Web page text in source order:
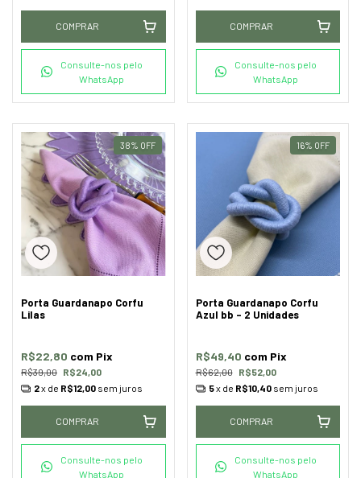
COMPRAR
Consulte-nos pelo
WhatsApp
COMPRAR
Consulte-nos pelo
WhatsApp
38% OFF
Porta Guardanapo Corfu
Lilas
R$39,00 R$24,00
R$22,80 com Pix
2x de R$12,00 sem juros
COMPRAR
Consulte-nos pelo
WhatsApp
16% OFF
Porta Guardanapo Corfu
Azul bb - 2 Unidades
R$62,00 R$52,00
R$49,40 com Pix
5x de R$10,40 sem juros
COMPRAR
Consulte-nos pelo
WhatsApp